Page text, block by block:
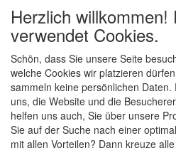
GESCHÄFT & INFO
Kontakt
Firmen Information
Portfolio
Disclaimer
Statement & Umwelt
Torten mit Dummies
SERVICE
Herzlich willkommen!
verwendet Cookies.
Schön, dass Sie unsere Seite
welche Cookies wir platzieren
sammeln keine persönlichen
uns, die Website und die
helfen uns auch, Sie über unsere
Sie auf der Suche nach einer
mit allen Vorteilen? Dann kreuze